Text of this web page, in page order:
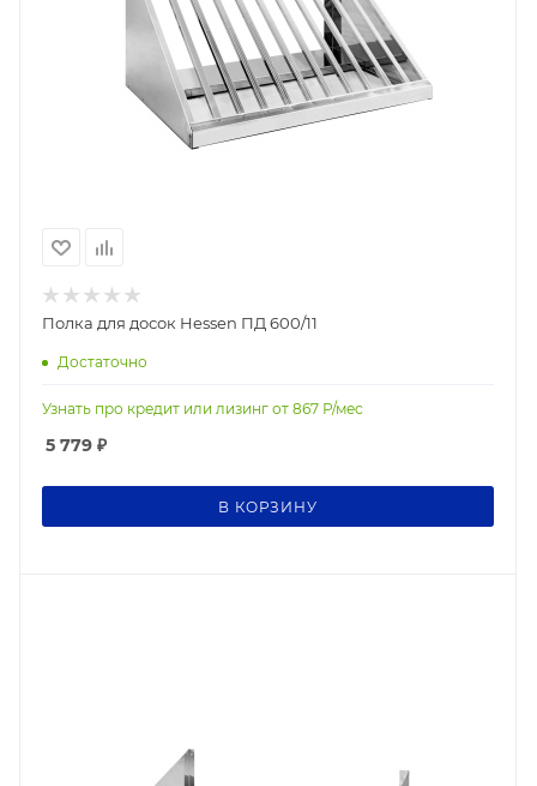
Полка для досок Hessen ПД 600/11
Достаточно
Узнать про кредит или лизинг от 867 Р/мес
5 779 ₽
В КОРЗИНУ